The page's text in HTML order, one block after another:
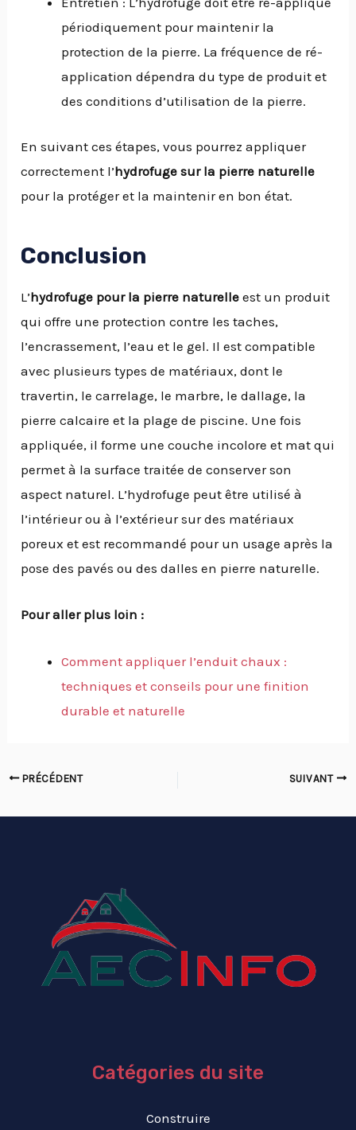
périodiquement pour maintenir la
protection de la pierre. La fréquence de ré-
application dépendra du type de produit et
des conditions d’utilisation de la pierre.
En suivant ces étapes, vous pourrez appliquer
correctement l’hydrofuge sur la pierre naturelle
pour la protéger et la maintenir en bon état.
Conclusion
L’hydrofuge pour la pierre naturelle est un produit
qui offre une protection contre les taches,
l’encrassement, l’eau et le gel. Il est compatible
avec plusieurs types de matériaux, dont le
travertin, le carrelage, le marbre, le dallage, la
pierre calcaire et la plage de piscine. Une fois
appliquée, il forme une couche incolore et mat qui
permet à la surface traitée de conserver son
aspect naturel. L’hydrofuge peut être utilisé à
l’intérieur ou à l’extérieur sur des matériaux
poreux et est recommandé pour un usage après la
pose des pavés ou des dalles en pierre naturelle.
Pour aller plus loin :
Comment appliquer l’enduit chaux :
techniques et conseils pour une finition
durable et naturelle
PRÉCÉDENT SUIVANT
Catégories du site
Construire